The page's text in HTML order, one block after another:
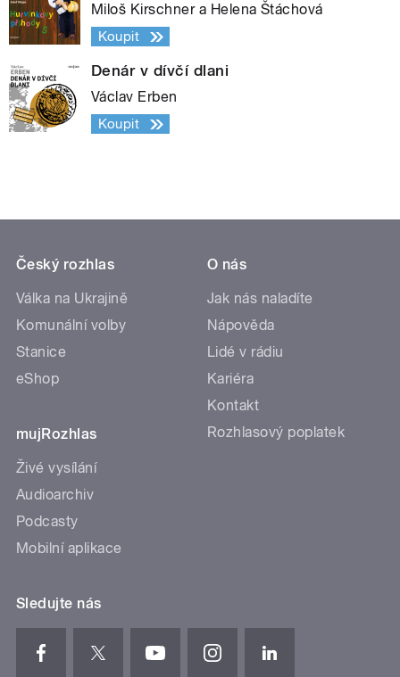
Miloš Kirschner a Helena Štáchová
Koupit
Denár v dívčí dlani
Václav Erben
Koupit
Český rozhlas
Válka na Ukrajině
Komunální volby
Stanice
eShop
mujRozhlas
Živé vysílání
Audioarchiv
Podcasty
Mobilní aplikace
O nás
Jak nás naladíte
Nápověda
Lidé v rádiu
Kariéra
Kontakt
Rozhlasový poplatek
Sledujte nás